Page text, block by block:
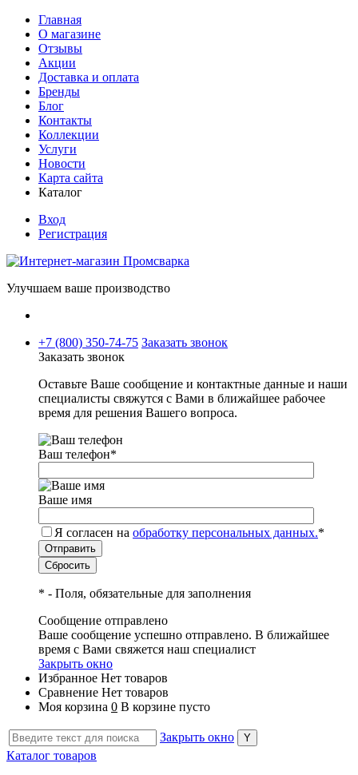
Главная
О магазине
Отзывы
Акции
Доставка и оплата
Бренды
Блог
Контакты
Коллекции
Услуги
Новости
Карта сайта
Каталог
Вход
Регистрация
Улучшаем ваше производство
+7 (800) 350-74-75 Заказать звонок
Заказать звонок
Оставьте Ваше сообщение и контактные данные и наши
специалисты свяжутся с Вами в ближайшее рабочее
время для решения Вашего вопроса.
Ваш телефон*
Ваше имя
Я согласен на обработку персональных данных.*
* - Поля, обязательные для заполнения
Сообщение отправлено
Ваше сообщение успешно отправлено. В ближайшее
время с Вами свяжется наш специалист
Закрыть окно
Избранное Нет товаров
Сравнение Нет товаров
Моя корзина 0 В корзине пусто
Закрыть окно
Каталог товаров